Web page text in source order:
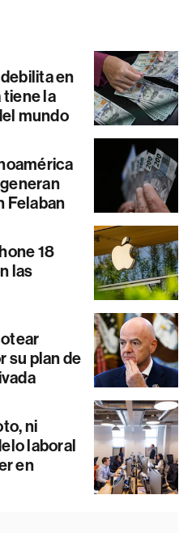
en
tiene la
mundo
Felaban
18
las
su plan de
ni
laboral
en